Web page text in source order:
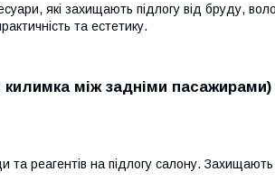
які захищають підлогу від бруду,
та естетику.
килимка між задніми пасажирами)
та реагентів на підлогу салону.